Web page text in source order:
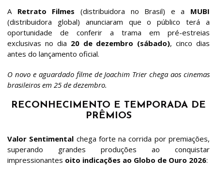
A Retrato Filmes (distribuidora no Brasil) e a MUBI
(distribuidora global) anunciaram que o público terá a
oportunidade de conferir a trama em pré-estreias
exclusivas no dia 20 de dezembro (sábado), cinco dias
antes do lançamento oficial.
O novo e aguardado filme de Joachim Trier chega aos cinemas
brasileiros em 25 de dezembro.
RECONHECIMENTO E TEMPORADA DE
PRÊMIOS
Valor Sentimental chega forte na corrida por premiações,
superando grandes produções ao conquistar
impressionantes oito indicações ao Globo de Ouro 2026: